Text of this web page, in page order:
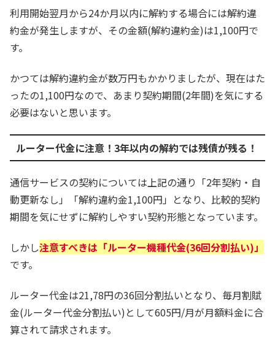
利用開始翌月から24か月以内に解約する場合には解約違
約金が発生しますが、その金額(解約違約金)は1,100円で
す。
かつては解約違約金が数万円もかかりましたが、現在はた
ったの1,100円なので、あまり契約期間(2年間)を気にする
必要はないと思います。
ルーター代金に注意！3年以内の解約では残債が残る！
通信サービスの契約については上記の通り「2年契約・自
動更新なし」「解約違約金1,100円」となり、比較的契約
期間を気にせずに解約しやすい契約形態となっています。
しかし注意すべきは「ルーター機種代金(36回分割払い)」
です。
ルーター代金は21,78円の36回分割払いとなり、毎月割賦
金(ルーター代金分割払い)として605円/月が月額料金に合
算されて請求されます。